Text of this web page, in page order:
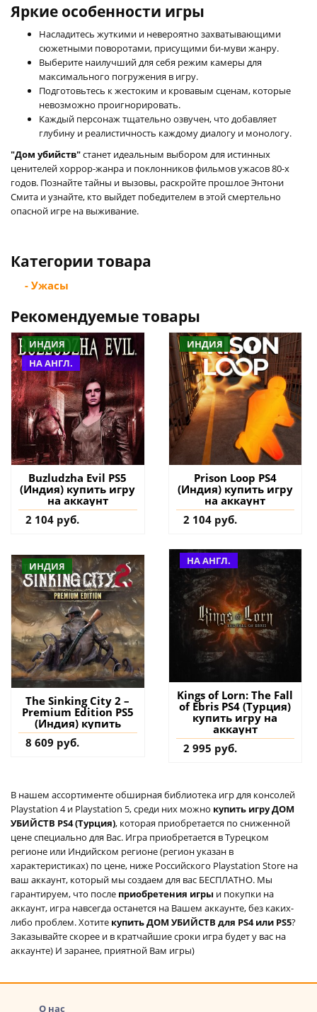
Яркие особенности игры
Насладитесь жуткими и невероятно захватывающими
сюжетными поворотами, присущими би-муви жанру.
Выберите наилучший для себя режим камеры для
максимального погружения в игру.
Подготовьтесь к жестоким и кровавым сценам, которые
невозможно проигнорировать.
Каждый персонаж тщательно озвучен, что добавляет
глубину и реалистичность каждому диалогу и монологу.
"Дом убийств"станет идеальным выбором для истинных
ценителей хоррор-жанра и поклонников фильмов ужасов 80-х
годов. Познайте тайны и вызовы, раскройте прошлое Энтони
Смита и узнайте, кто выйдет победителем в этой смертельно
опасной игре на выживание.
Категории товара
- Ужасы
Рекомендуемые товары
ИНДИЯ
НА АНГЛ.
Buzludzha Evil PS5
(Индия) купить игру
на аккаунт
2 104 руб.
ИНДИЯ
Prison Loop PS4
(Индия) купить игру
на аккаунт
2 104 руб.
ИНДИЯ
The Sinking City 2 –
Premium Edition PS5
(Индия) купить
8 609 руб.
НА АНГЛ.
Kings of Lorn: The Fall
of Ebris PS4 (Турция)
купить игру на
аккаунт
2 995 руб.
В нашем ассортименте обширная библиотека игр для консолей
Playstation 4 и Playstation 5, среди них можно купить игру ДОМ
УБИЙСТВ PS4 (Турция), которая приобретается по сниженной
цене специально для Вас. Игра приобретается в Турецком
регионе или Индийском регионе (регион указан в
характеристиках) по цене, ниже Российского Playstation Store на
ваш аккаунт, который мы создаем для вас БЕСПЛАТНО. Мы
гарантируем, что после приобретения игры и покупки на
аккаунт, игра навсегда останется на Вашем аккаунте, без каких-
либо проблем. Хотите купить ДОМ УБИЙСТВ для PS4 или PS5?
Заказывайте скорее и в кратчайшие сроки игра будет у вас на
аккаунте) И заранее, приятной Вам игры)
О нас